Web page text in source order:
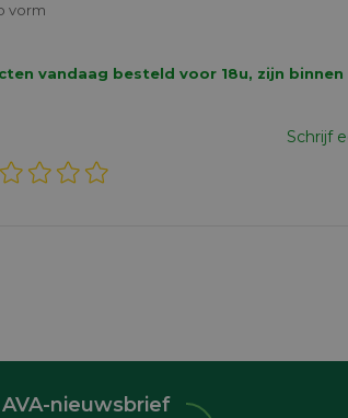
vorm
vandaag besteld voor 18u, zijn
Schrijf
nieuwsbrief